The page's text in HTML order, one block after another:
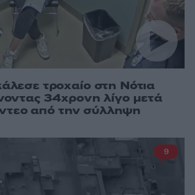
τροχαίο στη Νότια
34χρονη λίγο μετά
από την σύλληψη
9